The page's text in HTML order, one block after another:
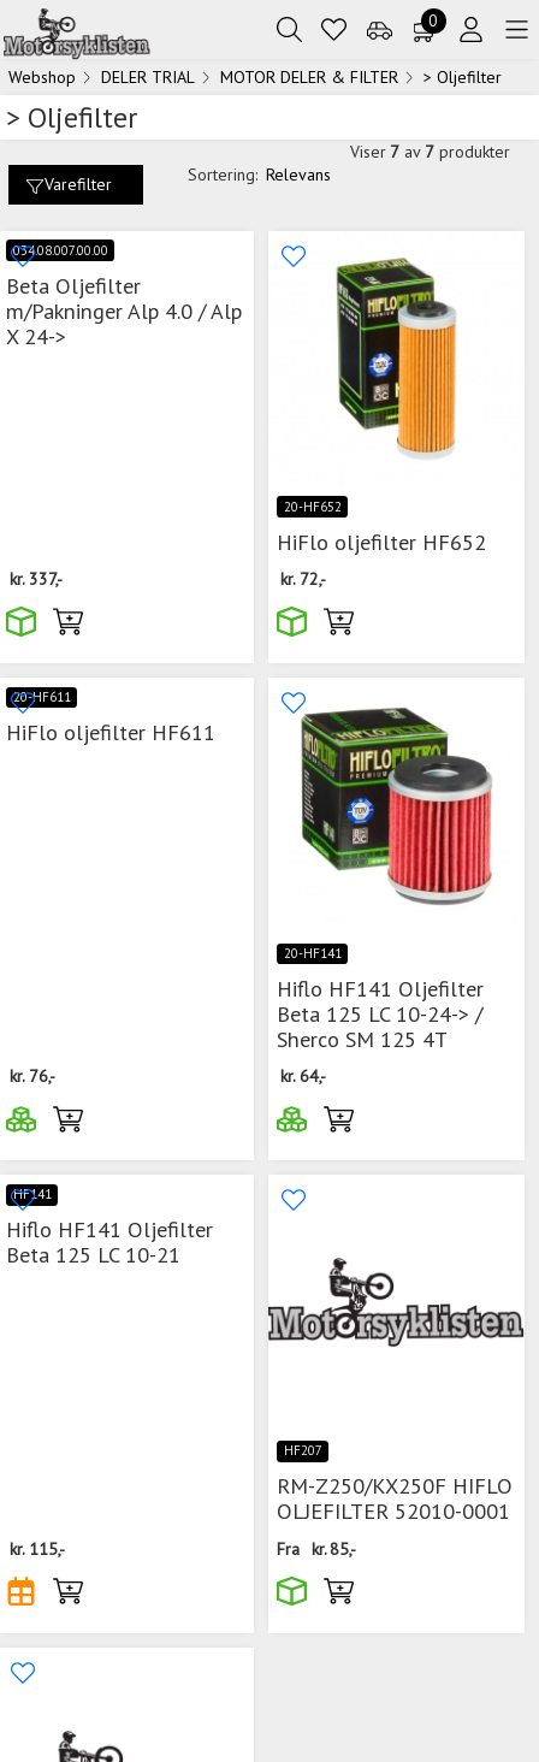
0
Webshop DELER TRIAL MOTOR DELER & FILTER > Oljefilter
> Oljefilter
Varefilter Sortering: Relevans
Viser 7 av 7 produkter
034.08.007.00.00
Beta Oljefilter
m/Pakninger Alp 4.0 / Alp
X 24->
kr. 337,-
20-HF652
HiFlo oljefilter HF652
kr. 72,-
20-HF611
HiFlo oljefilter HF611
kr. 76,-
20-HF141
Hiflo HF141 Oljefilter
Beta 125 LC 10-24-> /
Sherco SM 125 4T
kr.64,-
HF141
Hiflo HF141 Oljefilter
Beta 125 LC 10-21
kr. 115,-
HF207
RM-Z250/KX250F HIFLO
OLJEFILTER 52010-0001
Fra kr.85,-